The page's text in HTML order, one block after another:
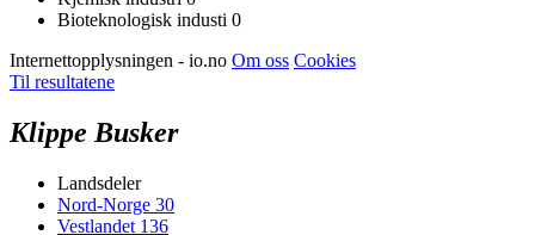
Bioteknologisk industi 0
Internettopplysningen - io.no Om oss Cookies
Til resultatene
Klippe Busker
Landsdeler
Nord-Norge 30
Vestlandet 136